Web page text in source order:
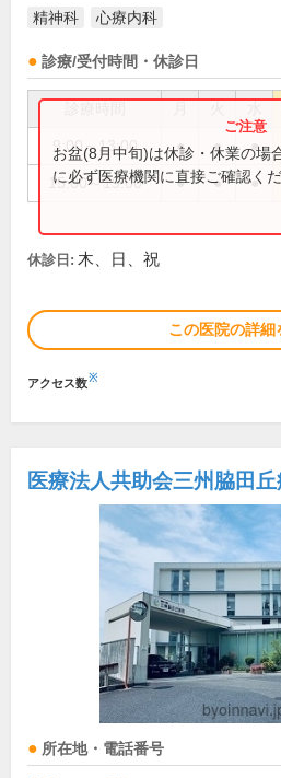
精神科 心療内科
診療/受付時間・休診日
9:00～13:00 ● ● ●
15:00～19:00 ● ● ●
お盆(8月中旬)は休診・休業の場
に必ず医療機関に直接ご確認くだ
休診日: 木、日、祝
この医院の詳細
アクセス数※
医療法人共助会三州脇田
所在地・電話番号